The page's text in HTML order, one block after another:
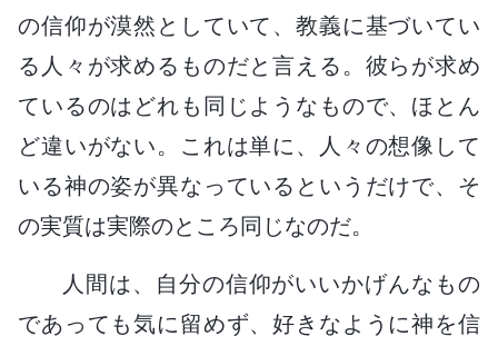
の信仰が漠然としていて、教義に基づいてい
る人々が求めるものだと言える。彼らが求め
ているのはどれも同じようなもので、ほとん
ど違いがない。これは単に、人々の想像して
いる神の姿が異なっているというだけで、そ
の実質は実際のところ同じなのだ。
人間は、自分の信仰がいいかげんなもの
であっても気に留めず、好きなように神を信